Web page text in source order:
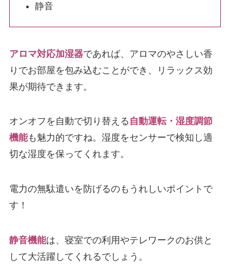
静音
アロマ対応加湿器であれば、アロマのやさしい香
りでお部屋を包み込むことができ、リラックス効
果が期待できます。
オンオフを自動で切り替える 自動運転・湿度調節
機能も魅力的ですね。湿度をセンサーで検知し適
切な湿度を保ってくれます。
電力の無駄遣いを防げるのもうれしいポイントで
す！
静音機能は、寝室での利用やテレワークのお供と
して大活躍してくれるでしょう。